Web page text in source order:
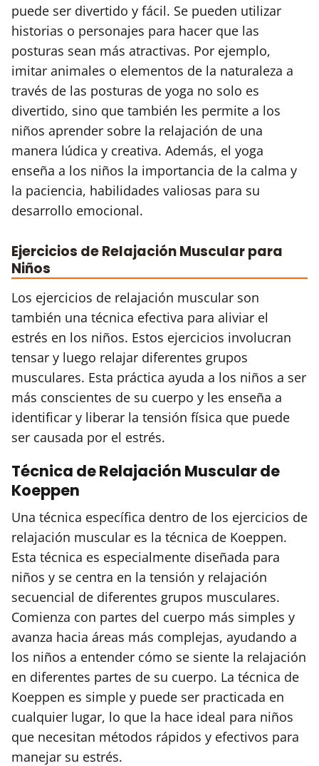
puede ser divertido y fácil. Se pueden utilizar
historias o personajes para hacer que las
posturas sean más atractivas. Por ejemplo,
imitar animales o elementos de la naturaleza a
través de las posturas de yoga no solo es
divertido, sino que también les permite a los
niños aprender sobre la relajación de una
manera lúdica y creativa. Además, el yoga
enseña a los niños la importancia de la calma y
la paciencia, habilidades valiosas para su
desarrollo emocional.
Ejercicios de Relajación Muscular para
Niños
Los ejercicios de relajación muscular son
también una técnica efectiva para aliviar el
estrés en los niños. Estos ejercicios involucran
tensar y luego relajar diferentes grupos
musculares. Esta práctica ayuda a los niños a ser
más conscientes de su cuerpo y les enseña a
identificar y liberar la tensión física que puede
ser causada por el estrés.
Técnica de Relajación Muscular de
Koeppen
Una técnica específica dentro de los ejercicios de
relajación muscular es la técnica de Koeppen.
Esta técnica es especialmente diseñada para
niños y se centra en la tensión y relajación
secuencial de diferentes grupos musculares.
Comienza con partes del cuerpo más simples y
avanza hacia áreas más complejas, ayudando a
los niños a entender cómo se siente la relajación
en diferentes partes de su cuerpo. La técnica de
Koeppen es simple y puede ser practicada en
cualquier lugar, lo que la hace ideal para niños
que necesitan métodos rápidos y efectivos para
manejar su estrés.